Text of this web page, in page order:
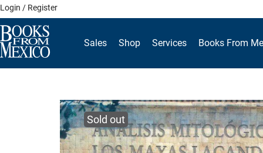
Skip
to
content
Login / Register
Sales Shop Services Books From
Sold out